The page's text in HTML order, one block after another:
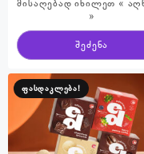
მისაღებად იხილეთ «
»
შეძენა
ფასდაკლება!